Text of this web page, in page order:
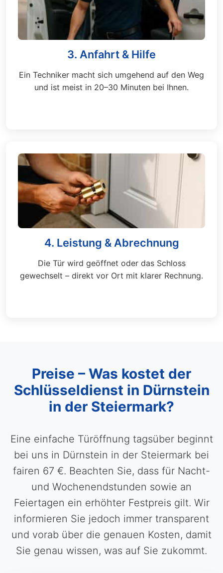
3. Anfahrt & Hilfe
Ein Techniker macht sich umgehend auf den Weg
und ist meist in 20–30 Minuten bei Ihnen.
4. Leistung & Abrechnung
Die Tür wird geöffnet oder das Schloss
gewechselt – direkt vor Ort mit klarer Rechnung.
Preise – Was kostet der
Schlüsseldienst in Dürnstein
in der Steiermark?
Eine einfache Türöffnung tagsüber beginnt
bei uns in Dürnstein in der Steiermark bei
fairen 67 €. Beachten Sie, dass für Nacht-
und Wochenendstunden sowie an
Feiertagen ein erhöhter Festpreis gilt. Wir
informieren Sie jedoch immer transparent
und vorab über die genauen Kosten, damit
Sie genau wissen, was auf Sie zukommt.